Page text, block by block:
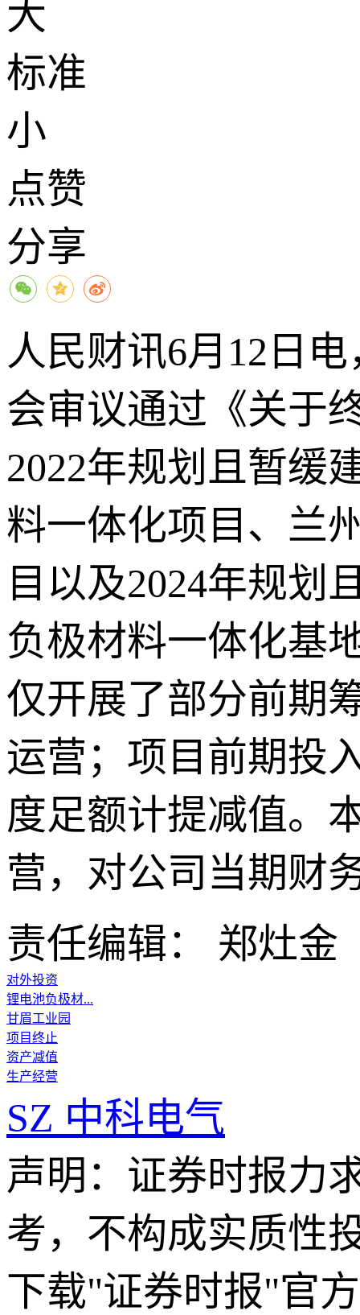
大
标准
小
点赞
分享
人民财讯6月12日电
会审议通过《关于
2022年规划且暂缓
料一体化项目、兰
目以及2024年规划
负极材料一体化基
仅开展了部分前期
运营；项目前期投
度足额计提减值。
营，对公司当期财
责任编辑： 郑灶金
对外投资
锂电池负极材...
甘眉工业园
项目终止
资产减值
生产经营
SZ 中科电气
声明：证券时报力
考，不构成实质性
下载"证券时报"官